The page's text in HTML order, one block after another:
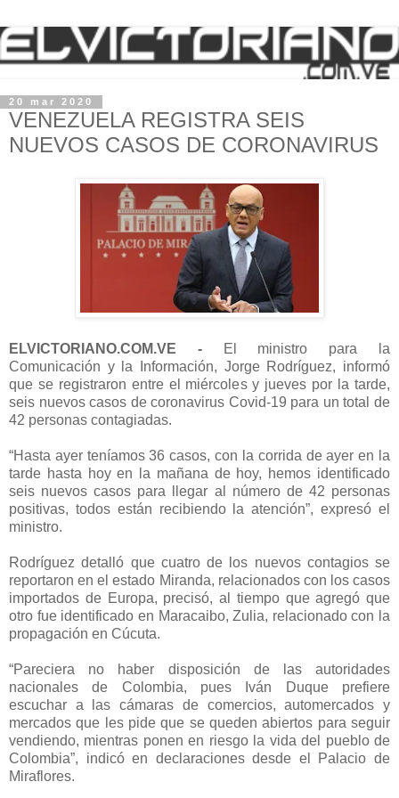
20 mar 2020
VENEZUELA REGISTRA SEIS
NUEVOS CASOS DE CORONAVIRUS
ELVICTORIANO.COM.VE -
El ministro para la
Comunicación y la Información, Jorge Rodríguez, informó
que se registraron entre el miércoles y jueves por la tarde,
seis nuevos casos de coronavirus Covid-19 para un total de
42 personas contagiadas.
“Hasta ayer teníamos 36 casos, con la corrida de ayer en la
tarde hasta hoy en la mañana de hoy, hemos identificado
seis nuevos casos para llegar al número de 42 personas
positivas, todos están recibiendo la atención”, expresó el
ministro.
Rodríguez detalló que cuatro de los nuevos contagios se
reportaron en el estado Miranda, relacionados con los casos
importados de Europa, precisó, al tiempo que agregó que
otro fue identificado en Maracaibo, Zulia, relacionado con la
propagación en Cúcuta.
“Pareciera no haber disposición de las autoridades
nacionales de Colombia, pues Iván Duque prefiere
escuchar a las cámaras de comercios, automercados y
mercados que les pide que se queden abiertos para seguir
vendiendo, mientras ponen en riesgo la vida del pueblo de
Colombia”, indicó en declaraciones desde el Palacio de
Miraflores.